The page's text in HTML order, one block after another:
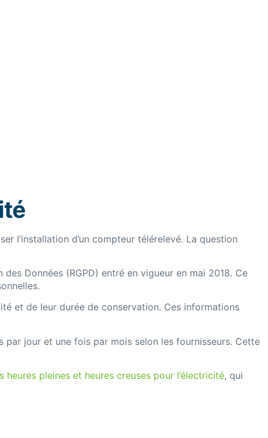
l’installation d’un compteur télérelevé. La question
Données (RGPD) entré en vigueur en mai 2018. Ce
et de leur durée de conservation. Ces informations
jour et une fois par mois selon les fournisseurs. Cette
heures pleines et heures creuses pour l’électricité, qui